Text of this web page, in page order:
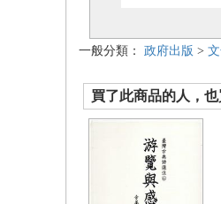
一般分類： 政府出版 >
買了此商品的人，也